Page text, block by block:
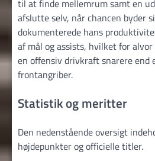
til at finde mellemrum samt en
afslutte selv, når chancen byder
dokumenterede hans
af mål og assists, hvilket for
en offensiv drivkraft snarere end
frontangriber.
Statistik og meritter
Den nedenstående oversigt
højdepunkter og officielle titler.